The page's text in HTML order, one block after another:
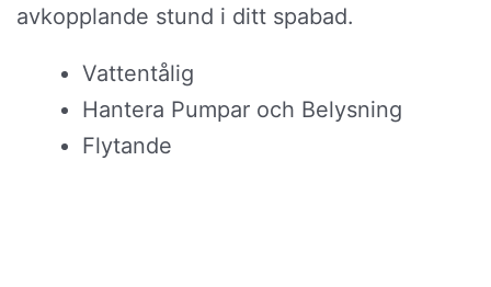
avkopplande stund i ditt spabad.
Vattentålig
Hantera Pumpar och Belysning
Flytande